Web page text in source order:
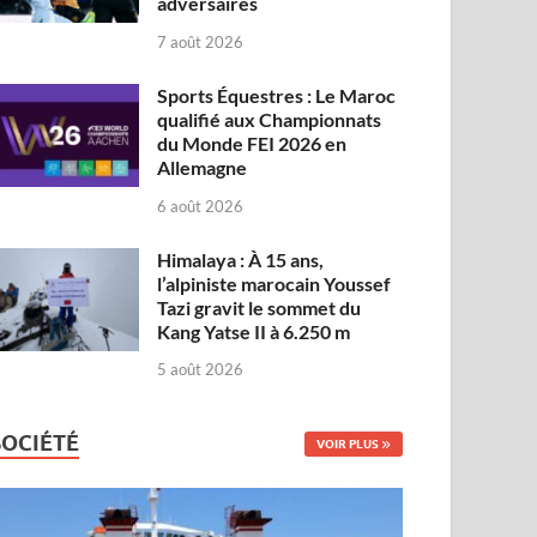
7 août 2026
Sports Équestres : Le Maroc
qualifié aux Championnats
du Monde FEI 2026 en
Allemagne
6 août 2026
Himalaya : À 15 ans,
l’alpiniste marocain Youssef
Tazi gravit le sommet du
Kang Yatse II à 6.250 m
5 août 2026
VOIR PLUS